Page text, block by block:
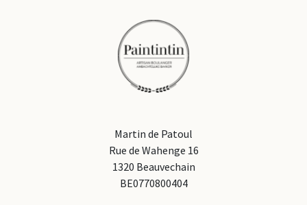
Martin de Patoul
Rue de Wahenge 16
1320 Beauvechain
BE0770800404